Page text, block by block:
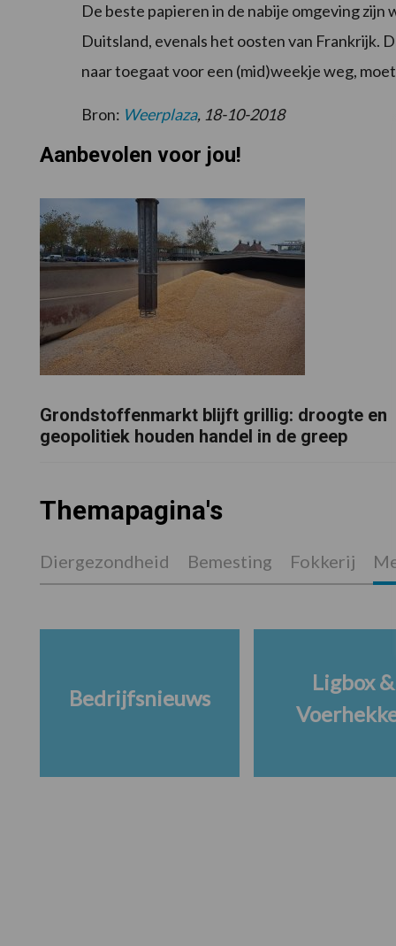
De beste papieren in de nabije omgeving
Duitsland, evenals het oosten van Frankrijk.
naar toegaat voor een (mid)weekje weg,
Bron: Weerplaza, 18-10-2018
Aanbevolen voor jou!
Grondstoffenmarkt blijft grillig: droogte en
geopolitiek houden handel in de greep
Themapagina's
Diergezondheid Bemesting Fokkerij
Bedrijfsnieuws
Ligbox &